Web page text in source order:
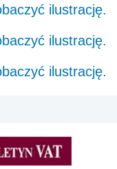
ilustrację.
ilustrację.
ilustrację.